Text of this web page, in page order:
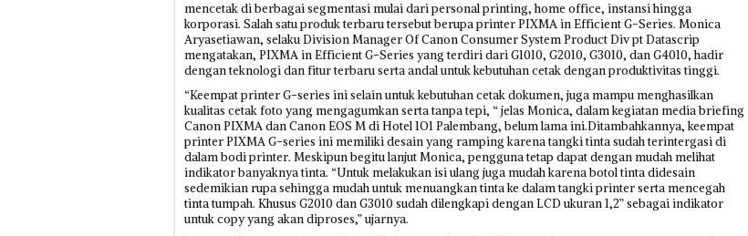
mencetak di berbagai segmentasi mulai dari personal printing, home office, instansi hingga
korporasi. Salah satu produk terbaru tersebut berupa printer PIXMA in Efficient G-Series. Monica
Aryasetiawan, selaku Division Manager Of Canon Consumer System Product Div pt Datascrip
mengatakan, PIXMA in Efficient G-Series yang terdiri dari G1010, G2010, G3010, dan G4010, hadir
dengan teknologi dan fitur terbaru serta andal untuk kebutuhan cetak dengan produktivitas tinggi.
“Keempat printer G-series ini selain untuk kebutuhan cetak dokumen, juga mampu menghasilkan
kualitas cetak foto yang mengagumkan serta tanpa tepi, “ jelas Monica, dalam kegiatan media briefing
Canon PIXMA dan Canon EOS M di Hotel 1O1 Palembang, belum lama ini.Ditambahkannya, keempat
printer PIXMA G-series ini memiliki desain yang ramping karena tangki tinta sudah terintergasi di
dalam bodi printer. Meskipun begitu lanjut Monica, pengguna tetap dapat dengan mudah melihat
indikator banyaknya tinta. “Untuk melakukan isi ulang juga mudah karena botol tinta didesain
sedemikian rupa sehingga mudah untuk menuangkan tinta ke dalam tangki printer serta mencegah
tinta tumpah. Khusus G2010 dan G3010 sudah dilengkapi dengan LCD ukuran 1,2” sebagai indikator
untuk copy yang akan diproses,” ujarnya.